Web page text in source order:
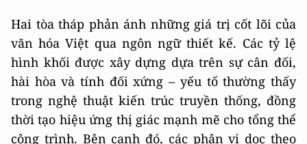
Hai tòa tháp phản ánh những giá trị cốt lõi của
văn hóa Việt qua ngôn ngữ thiết kế. Các tỷ lệ
hình khối được xây dựng dựa trên sự cân đối,
hài hòa và tính đối xứng – yếu tố thường thấy
trong nghệ thuật kiến trúc truyền thống, đồng
thời tạo hiệu ứng thị giác mạnh mẽ cho tổng thể
công trình. Bên cạnh đó, các phân vị dọc theo